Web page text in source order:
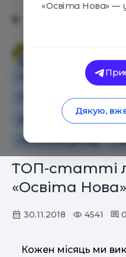
Особистий досвід
Оглядові
Додаткова освіта для
Іноземний досвід
ТОП-статті
«Освіта Нова»
30.11.2018 4541 0
Кожен місяць ми
«Освіта Нова» —
Дякую,